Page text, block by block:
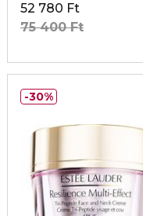
52 780 Ft
75 400 Ft
30%